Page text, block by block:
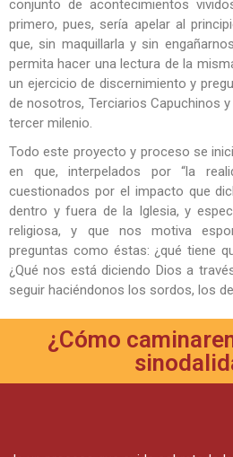
conjunto de acontecimientos
primero, pues, sería apelar al
que, sin maquillarla y sin
permita hacer una lectura de la
un ejercicio de discernimiento y
de nosotros, Terciarios Capuchinos
tercer milenio.
Todo este proyecto y proceso se
en que, interpelados por “la
cuestionados por el impacto que
dentro y fuera de la Iglesia, y
religiosa, y que nos motiva
preguntas como éstas: ¿qué tiene
¿Qué nos está diciendo Dios a
seguir haciéndonos los sordos, los
¿Cómo